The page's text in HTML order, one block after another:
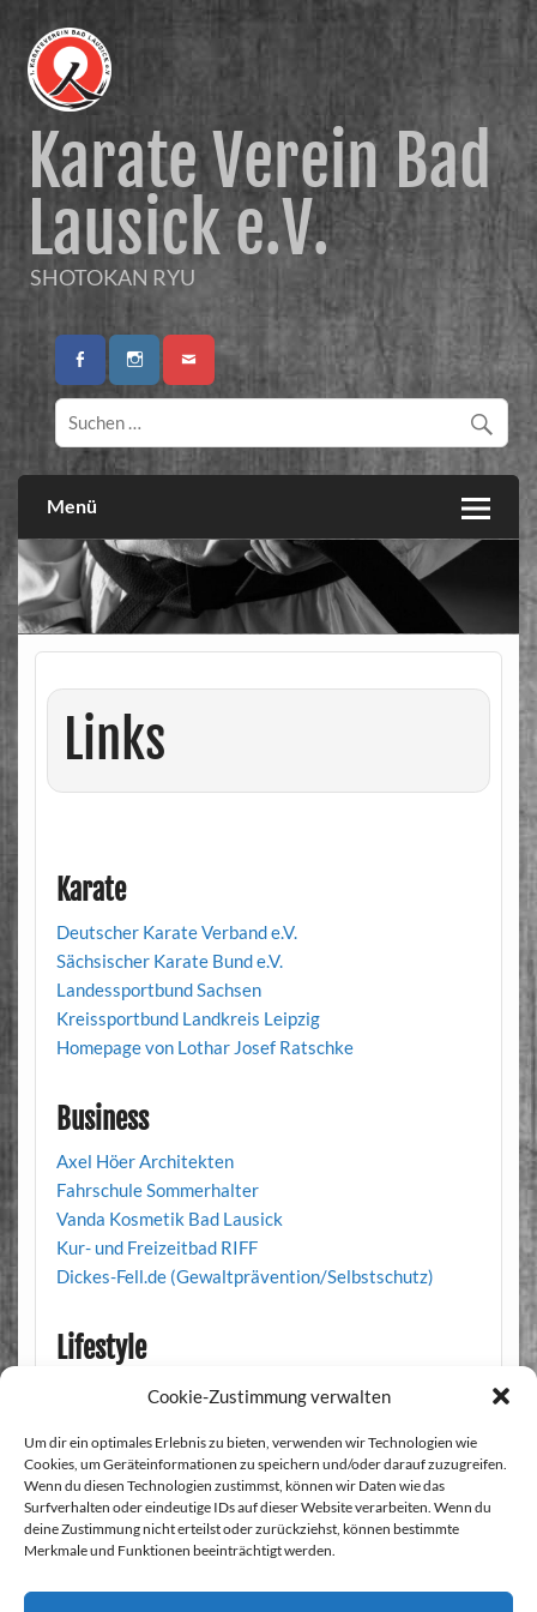
Cookie-Zustimmung verwalten
Um dir ein optimales Erlebnis zu bieten, verwenden wir Technologien wie
Cookies, um Geräteinformationen zu speichern und/oder darauf zuzugreifen.
Wenn du diesen Technologien zustimmst, können wir Daten wie das
Surfverhalten oder eindeutige IDs auf dieser Website verarbeiten. Wenn du
deine Zustimmung nicht erteilst oder zurückziehst, können bestimmte
Merkmale und Funktionen beeinträchtigt werden.
Karate Verein Bad
Lausick e.V.
SHOTOKAN RYU
Menü
Links
Karate
Deutscher Karate Verband e.V.
Sächsischer Karate Bund e.V.
Landessportbund Sachsen
Kreissportbund Landkreis Leipzig
Homepage von Lothar Josef Ratschke
Business
Axel Höer Architekten
Fahrschule Sommerhalter
Vanda Kosmetik Bad Lausick
Kur- und Freizeitbad RIFF
Dickes-Fell.de (Gewaltprävention/Selbstschutz)
Lifestyle
Triekonos (Musiker/Band)
Kapitän in Not (Musiker/Band)